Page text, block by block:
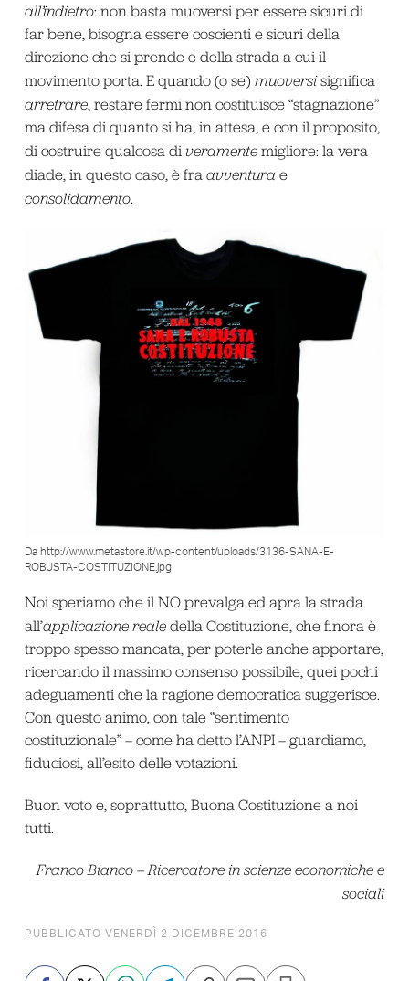
all’indietro: non basta muoversi per essere sicuri di
far bene, bisogna essere coscienti e sicuri della
direzione che si prende e della strada a cui il
movimento porta. E quando (o se) muoversisignifica
arretrare, restare fermi non costituisce “stagnazione”
ma difesa di quanto si ha, in attesa, e con il proposito,
di costruire qualcosa di veramente migliore: la vera
diade, in questo caso, è fra avventura e
consolidamento.
Da http://www.metastore.it/wp-content/uploads/3136-SANA-E-
ROBUSTA-COSTITUZIONE.jpg
Noi speriamo che il NO prevalga ed apra la strada
all’applicazione realedella Costituzione, che finora è
troppo spesso mancata, per poterle anche apportare,
ricercando il massimo consenso possibile, quei pochi
adeguamenti che la ragione democratica suggerisce.
Con questo animo, con tale “sentimento
costituzionale” – come ha detto l’ANPI – guardiamo,
fiduciosi, all’esito delle votazioni.
Buon voto e, soprattutto, Buona Costituzione a noi
tutti.
Franco Bianco – Ricercatore in scienze economiche e
sociali
PUBBLICATO VENERDÌ 2 DICEMBRE 2016